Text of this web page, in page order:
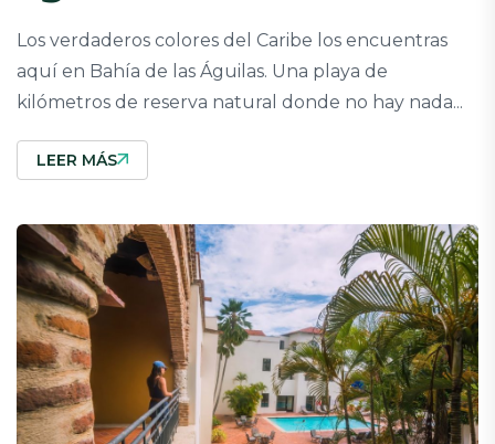
Los verdaderos colores del Caribe los encuentras
aquí en Bahía de las Águilas. Una playa de
kilómetros de reserva natural donde no hay nada...
LEER MÁS